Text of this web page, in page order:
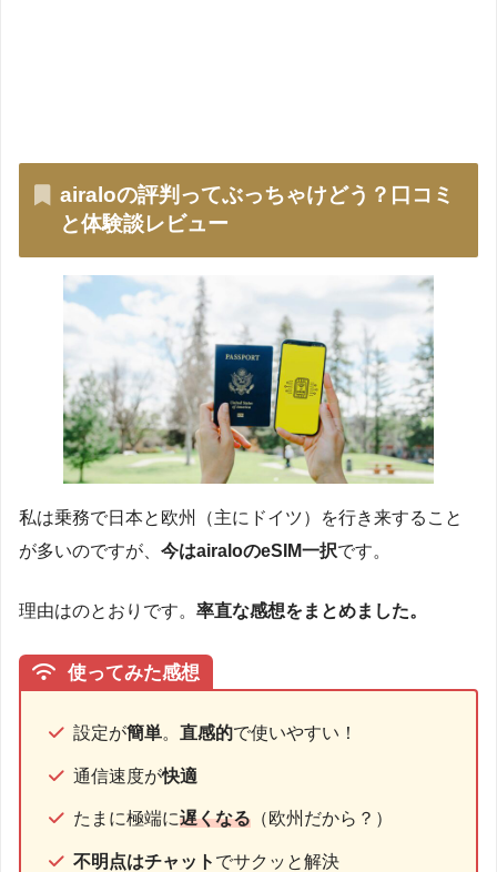
airaloの評判ってぶっちゃけどう？口コミ
と体験談レビュー
私は乗務で日本と欧州（主にドイツ）を行き来すること
が多いのですが、 今はairaloのeSIM一択です。
理由はのとおりです。 率直な感想をまとめました。
使ってみた感想
設定が簡単。 直感的で使いやすい！
通信速度が快適
たまに極端に遅くなる（欧州だから？）
不明点はチャット でサクッと解決